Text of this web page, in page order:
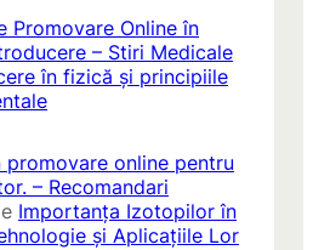
Promovare Online în
– Stiri Medicale
în fizică și principiile
promovare online pentru
– Recomandari
Importanța Izotopilor în
și Aplicațiile Lor